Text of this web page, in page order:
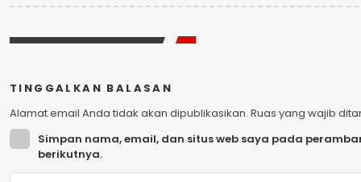
TINGGALKAN BALASAN
Alamat email Anda tidak akan dipublikasikan. Ruas yang wajib
Simpan nama, email, dan situs web saya pada
berikutnya.